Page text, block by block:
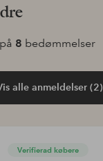
8 bedømmelser
alle anmeldelser (2)
Verifierad købere